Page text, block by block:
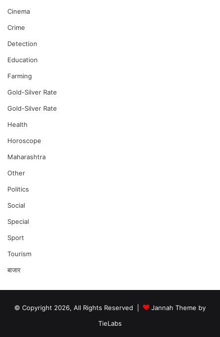
Cinema
Crime
Detection
Education
Farming
Gold-Silver Rate
Gold-Silver Rate
Health
Horoscope
Maharashtra
Other
Politics
Social
Special
Sport
Tourism
बाजार
© Copyright 2026, All Rights Reserved |
Jannah Theme by
TieLabs